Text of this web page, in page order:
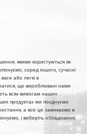
якими користуються як
серед іншого, сучасні
або легкі в
що вироблювані нами
всім вимогам наших
продуктах ми поєднуємо
а все це замикаємо в
і виберіть обладнання,